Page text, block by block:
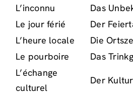
L’inconnu
Das
Le jour férié
Der
L’heure locale
Die
Le pourboire
Das
L’échange
culturel
Der